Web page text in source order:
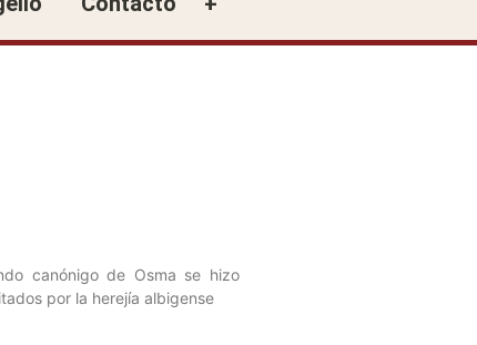
canónigo de Osma se hizo
por la herejía albigense